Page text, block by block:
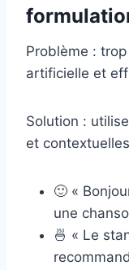
Problème :
artificielle et
Solution :
et
🙂 «
une
🍜 « Le